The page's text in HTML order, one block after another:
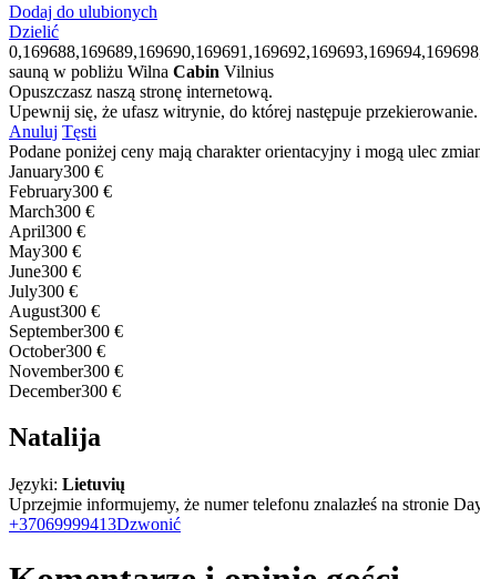
Dodaj do ulubionych
Dzielić
sauną w pobliżu Wilna Cabin Vilnius
Opuszczasz naszą stronę internetową.
Upewnij się, że ufasz witrynie, do której następuje przekierowanie.
Anuluj Tęsti
Podane poniżej ceny mają charakter orientacyjny i mogą ulec
January300 €
February300 €
March300 €
April300 €
May300 €
June300 €
July300 €
August300 €
September300 €
October300 €
November300 €
December300 €
Natalija
Języki: Lietuvių
Uprzejmie informujemy, że numer telefonu znalazłeś na stronie
+37069999413Dzwonić